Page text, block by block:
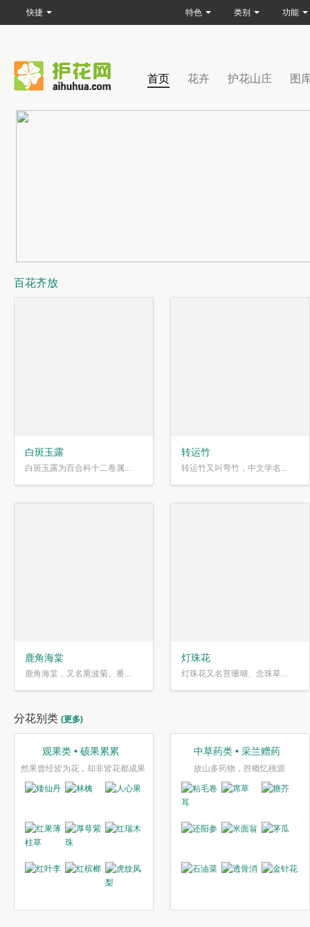
首页 花卉 护花山庄 图
百花齐放
白斑玉露
白斑玉露为百合科十二卷属...
转运竹
转运竹又叫弯竹，中文学名...
鹿角海棠
鹿角海棠，又名熏波菊。番...
灯珠花
灯珠花又名苔珊瑚、念珠草...
分花别类 (更多)
观果类 • 硕果累累
然果曾经皆为花，却非皆花都成果
中草药类 • 采兰赠药
故山多药物，胜概忆桃源
快捷 特色 类别 功能